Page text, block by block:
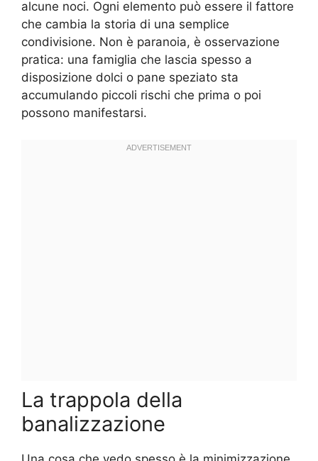
alcune noci. Ogni elemento può essere il fattore
che cambia la storia di una semplice
condivisione. Non è paranoia, è osservazione
pratica: una famiglia che lascia spesso a
disposizione dolci o pane speziato sta
accumulando piccoli rischi che prima o poi
possono manifestarsi.
La trappola della
banalizzazione